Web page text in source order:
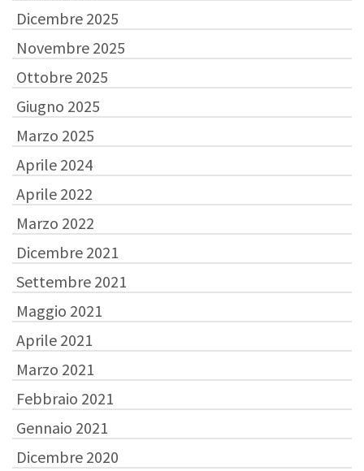
Dicembre 2025
Novembre 2025
Ottobre 2025
Giugno 2025
Marzo 2025
Aprile 2024
Aprile 2022
Marzo 2022
Dicembre 2021
Settembre 2021
Maggio 2021
Aprile 2021
Marzo 2021
Febbraio 2021
Gennaio 2021
Dicembre 2020